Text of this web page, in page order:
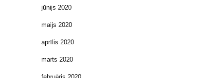
jūnijs 2020
maijs 2020
aprīlis 2020
marts 2020